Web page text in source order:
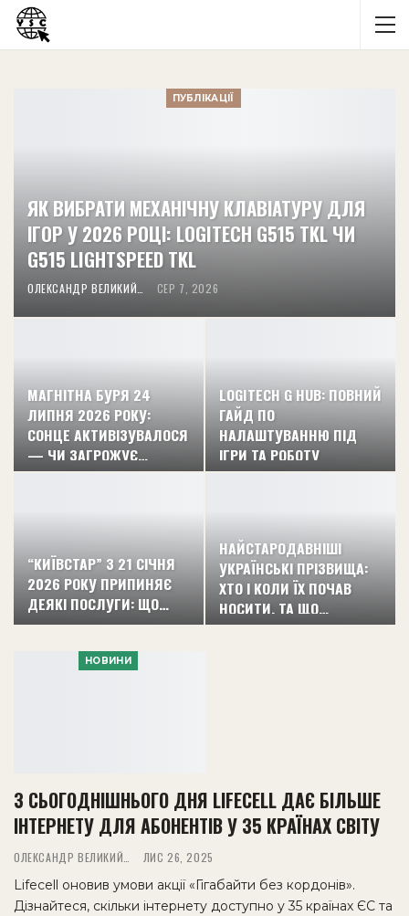
ПУБЛІКАЦІЇ
ЯК ВИБРАТИ МЕХАНІЧНУ КЛАВІАТУРУ ДЛЯ
ІГОР У 2026 РОЦІ: LOGITECH G515 TKL ЧИ
G515 LIGHTSPEED TKL
СЕР 7, 2026
МАГНІТНА БУРЯ 24
ЛИПНЯ 2026 РОКУ:
СОНЦЕ АКТИВІЗУВАЛОСЯ
— ЧИ ЗАГРОЖУЄ…
LOGITECH G HUB: ПОВНИЙ
ГАЙД ПО
НАЛАШТУВАННЮ ПІД
ІГРИ ТА РОБОТУ
“КИЇВСТАР” З 21 СІЧНЯ
2026 РОКУ ПРИПИНЯЄ
ДЕЯКІ ПОСЛУГИ: ЩО…
НАЙСТАРОДАВНІШІ
УКРАЇНСЬКІ ПРІЗВИЩА:
ХТО І КОЛИ ЇХ ПОЧАВ
НОСИТИ, ТА ЩО…
НОВИНИ
З СЬОГОДНІШНЬОГО ДНЯ LIFECELL ДАЄ БІЛЬШЕ
ІНТЕРНЕТУ ДЛЯ АБОНЕНТІВ У 35 КРАЇНАХ СВІТУ
ЛИС 26, 2025
Lifecell оновив умови акції «Гігабайти без кордонів».
Дізнайтеся, скільки інтернету доступно у 35 країнах ЄС та